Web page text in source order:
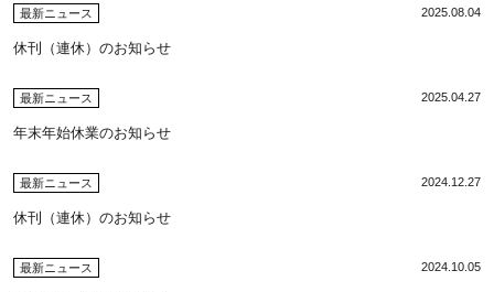
最新ニュース 2025.08.04
休刊（連休）のお知らせ
最新ニュース 2025.04.27
年末年始休業のお知らせ
最新ニュース 2024.12.27
休刊（連休）のお知らせ
最新ニュース 2024.10.05